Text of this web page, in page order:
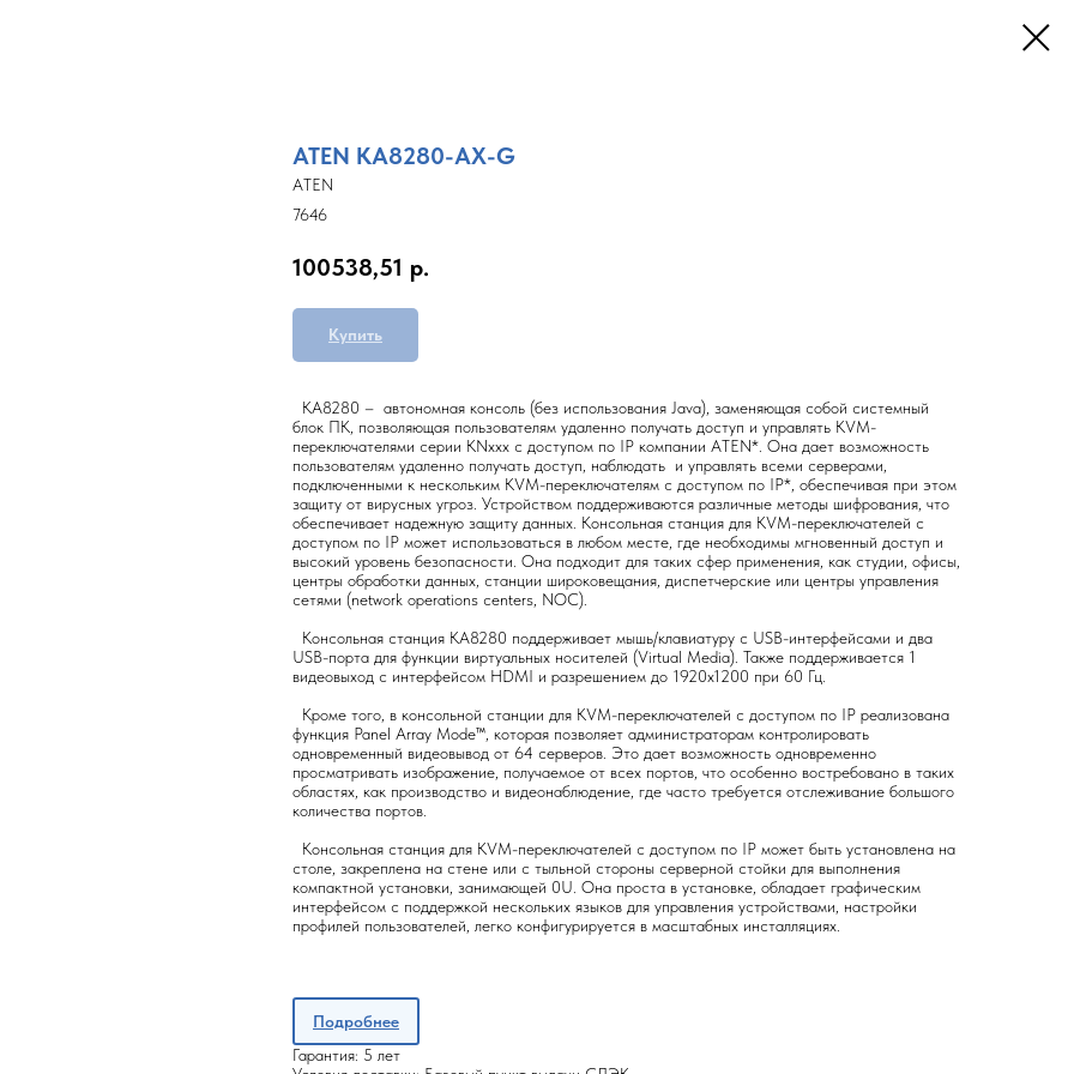
ATEN KA8280-AX-G
ATEN
7646
100538,51 р.
Купить
KA8280 – автономная консоль (без использования Java), заменяющая собой системный
блок ПК, позволяющая пользователям удаленно получать доступ и управлять KVM-
переключателями серии KNxxx с доступом по IP компании ATEN*. Она дает возможность
пользователям удаленно получать доступ, наблюдать и управлять всеми серверами,
подключенными к нескольким KVM-переключателям с доступом по IP*, обеспечивая при этом
защиту от вирусных угроз. Устройством поддерживаются различные методы шифрования, что
обеспечивает надежную защиту данных. Консольная станция для KVM-переключателей с
доступом по IP может использоваться в любом месте, где необходимы мгновенный доступ и
высокий уровень безопасности. Она подходит для таких сфер применения, как студии, офисы,
центры обработки данных, станции широковещания, диспетчерские или центры управления
сетями (network operations centers, NOC).
Консольная станция KA8280 поддерживает мышь/клавиатуру с USB-интерфейсами и два
USB-порта для функции виртуальных носителей (Virtual Media). Также поддерживается 1
видеовыход с интерфейсом HDMI и разрешением до 1920x1200 при 60 Гц.
Кроме того, в консольной станции для KVM-переключателей с доступом по IP реализована
функция Panel Array Mode™, которая позволяет администраторам контролировать
одновременный видеовывод от 64 серверов. Это дает возможность одновременно
просматривать изображение, получаемое от всех портов, что особенно востребовано в таких
областях, как производство и видеонаблюдение, где часто требуется отслеживание большого
количества портов.
Консольная станция для KVM-переключателей с доступом по IP может быть установлена на
столе, закреплена на стене или с тыльной стороны серверной стойки для выполнения
компактной установки, занимающей 0U. Она проста в установке, обладает графическим
интерфейсом с поддержкой нескольких языков для управления устройствами, настройки
профилей пользователей, легко конфигурируется в масштабных инсталляциях.
Подробнее
Гарантия: 5 лет